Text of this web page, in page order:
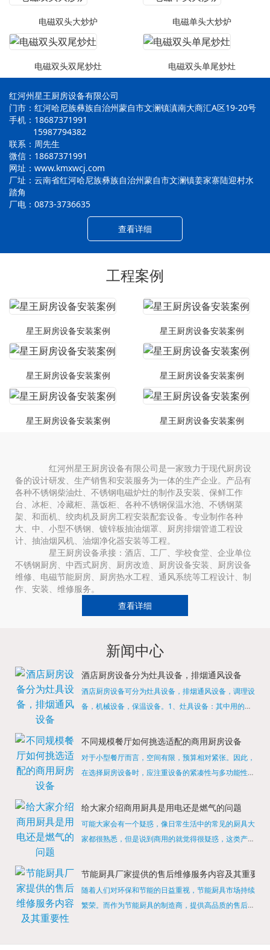
电磁双头大炒炉 电磁单头大炒炉
电磁双头双尾炒灶 电磁双头单尾炒灶
红河州星王厨房设备有限公司
门市：红河哈尼族彝族自治州蒙自市文澜镇滇南大商汇A区19-20号
手机：18687371991
15987794382
联系：周先生
微信：18687371991
网址：www.kmxwcj.com
厂址：云南省红河哈尼族彝族自治州蒙自市文澜镇姜家寨陆迎村水
踏角
厂电：0873-3736635
查看详细
工程案例
星王厨房设备安装案例 星王厨房设备安装案例
星王厨房设备安装案例 星王厨房设备安装案例
星王厨房设备安装案例 星王厨房设备安装案例
红河州星王厨房设备有限公司是一家致力于现代厨房设
备的设计研发、生产销售和安装服务为一体的生产企业。产品有
各种不锈钢柴油灶、不锈钢电磁炉灶的制作及安装、保鲜工作
台、冰柜、冷藏柜、蒸饭柜、各种不锈钢保温水池、不锈钢菜
架、和面机、绞肉机及厨房工程安装配套设备。专业制作各种
大、中、小型不锈钢、镀锌板抽油烟罩、厨房排烟管道工程设
计、抽油烟风机、油烟净化器安装等工程。
星王厨房设备承接：酒店、工厂、学校食堂、企业单位
不锈钢厨房、中西式厨房、厨房改造、厨房设备安装、厨房设备
维修、电磁节能厨房、厨房热水工程、通风系统等工程设计、制
作、安装、维修服务。
查看详细
新闻中心
酒店厨房设备分为灶具设备，排烟通风设备
酒店厨房设备可分为灶具设备，排烟通风设备，调理设
备，机械设备，保温设备。1、灶具设备：其中用的较
缺少的，经过相关检测证明的合格设备才能进行使用，
不同规模餐厅如何挑选适配的商用厨房设备
对于小型餐厅而言，空间有限，预算相对紧张。因此，
在选择厨房设备时，应注重设备的紧凑性与多功能性。
烹饪设备，既能节省空间，又能满足多样化的烹饪需
给大家介绍商用厨具是用电还是燃气的问题
可能大家会有一个疑惑，像日常生活中的常见的厨具大
家都很熟悉，但是说到商用的就觉得很疑惑，这类产品
店用的就是商用的吗?还真别说，真被大家猜对了，这
节能厨具厂家提供的售后维修服务内容及其重要性
随着人们对环保和节能的日益重视，节能厨具市场持续
繁荣。而作为节能厨具的制造商，提供高品质的售后维